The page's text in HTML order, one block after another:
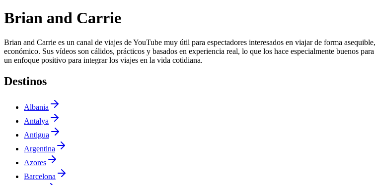
Brian and Carrie
Brian and Carrie es un canal de viajes de YouTube muy útil para espectadores interesados en viajar de forma
económico. Sus vídeos son cálidos, prácticos y basados en experiencia real, lo que los hace especialmente buenos
un enfoque positivo para integrar los viajes en la vida cotidiana.
Destinos
Albania
Antalya
Antigua
Argentina
Azores
Barcelona